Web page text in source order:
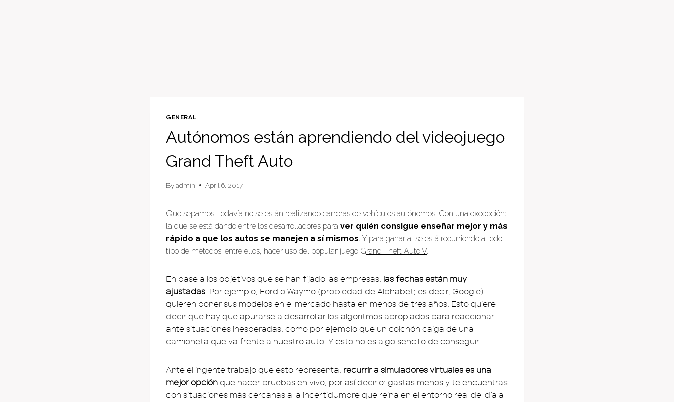
GENERAL
Autónomos están aprendiendo del videojuego
Grand Theft Auto
Byadmin April 6, 2017
Que sepamos, todavía no se están realizando carreras de vehículos autónomos. Con una excepción:
la que se está dando entre los desarrolladores para ver quién consigue enseñar mejor y más
rápido a que los autos se manejen a sí mismos. Y para ganarla, se está recurriendo a todo
tipo de métodos; entre ellos, hacer uso del popular juego Grand Theft Auto V.
En base a los objetivos que se han fijado las empresas, las fechas están muy
ajustadas. Por ejemplo, Ford o Waymo (propiedad de Alphabet; es decir, Google)
quieren poner sus modelos en el mercado hasta en menos de tres años. Esto quiere
decir que hay que apurarse a desarrollar los algoritmos apropiados para reaccionar
ante situaciones inesperadas, como por ejemplo que un colchón caiga de una
camioneta que va frente a nuestro auto. Y esto no es algo sencillo de conseguir.
Ante el ingente trabajo que esto representa, recurrir a simuladores virtuales es una
mejor opción que hacer pruebas en vivo, por así decirlo: gastas menos y te encuentras
con situaciones más cercanas a la incertidumbre que reina en el entorno real del día a